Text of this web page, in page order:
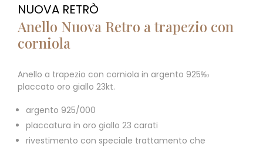
NUOVA RETRÒ
Anello Nuova Retro a trapezio con
corniola
Anello a trapezio con corniola in argento 925‰
placcato oro giallo 23kt.
argento 925/000
placcatura in oro giallo 23 carati
rivestimento con speciale trattamento che